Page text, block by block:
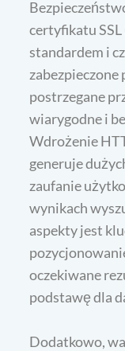
certyfikatu SSL
standardem i
zabezpieczone
postrzegane
wiarygodne i
Wdrożenie
generuje
zaufanie
wynikach
aspekty jest
oczekiwane
podstawę dla
Dodatkowo,